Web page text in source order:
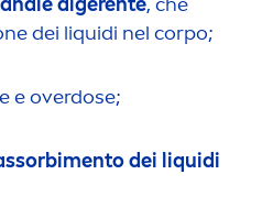
dei liquidi nel corpo;
e overdose;
mento dei liquidi